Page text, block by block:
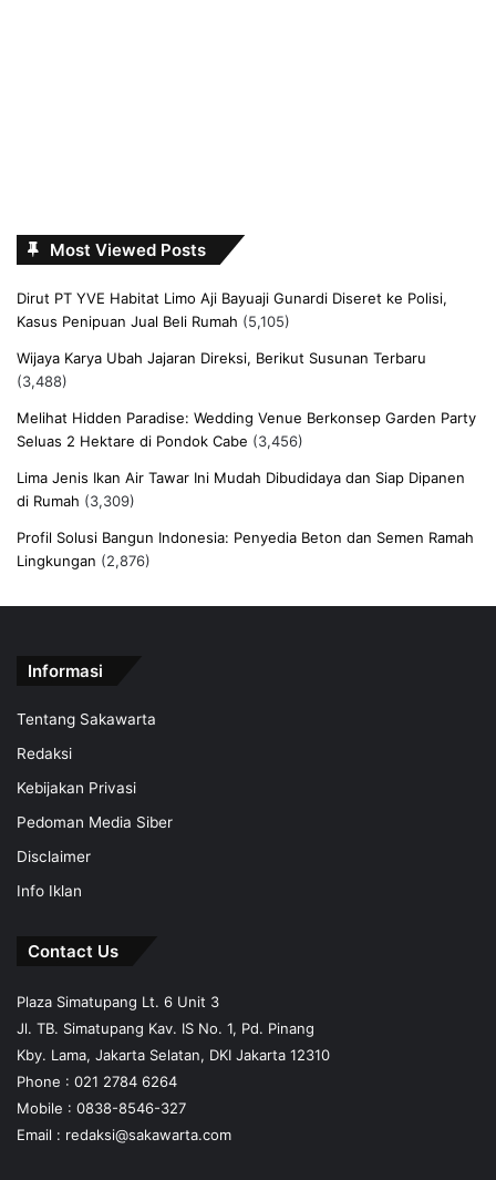
Most Viewed Posts
Dirut PT YVE Habitat Limo Aji Bayuaji Gunardi Diseret ke Polisi,
Kasus Penipuan Jual Beli Rumah (5,105)
Wijaya Karya Ubah Jajaran Direksi, Berikut Susunan Terbaru
(3,488)
Melihat Hidden Paradise: Wedding Venue Berkonsep Garden Party
Seluas 2 Hektare di Pondok Cabe (3,456)
Lima Jenis Ikan Air Tawar Ini Mudah Dibudidaya dan Siap Dipanen
di Rumah (3,309)
Profil Solusi Bangun Indonesia: Penyedia Beton dan Semen Ramah
Lingkungan (2,876)
Informasi
Tentang Sakawarta
Redaksi
Kebijakan Privasi
Pedoman Media Siber
Disclaimer
Info Iklan
Contact Us
Plaza Simatupang Lt. 6 Unit 3
Jl. TB. Simatupang Kav. IS No. 1, Pd. Pinang
Kby. Lama, Jakarta Selatan, DKI Jakarta 12310
Phone : 021 2784 6264
Mobile : 0838-8546-327
Email : redaksi@sakawarta.com